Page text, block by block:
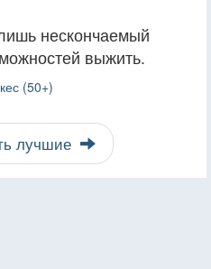
нескончаемый
выжить.
(50+)
лучшие